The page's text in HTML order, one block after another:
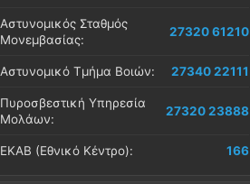
Αστυνομικός Σταθμός
Μονεμβασίας:
27320 61210
Αστυνομικό Τμήμα Βοιών: 27340 22111
Πυροσβεστική Υπηρεσία
Μολάων:
27320 23888
ΕΚΑΒ (Εθνικό Κέντρο): 166